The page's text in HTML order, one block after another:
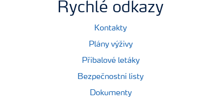
Rychlé odkazy
Kontakty
Plány výživy
Příbalové letáky
Bezpečnostní listy
Dokumenty